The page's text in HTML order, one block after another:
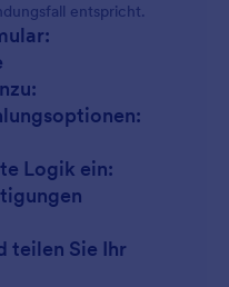
entspricht.
Logik ein:
teilen Sie Ihr